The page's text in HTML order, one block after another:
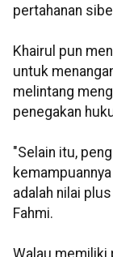
pertahanan
Khairul pun
untuk
melintang
penegakan
"Selain itu,
adalah nilai
Fahmi.